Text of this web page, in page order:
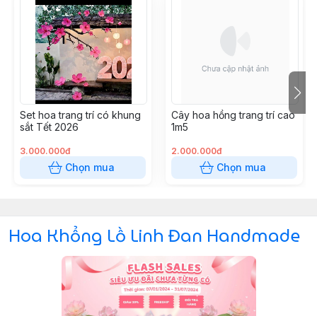
Set hoa trang trí có khung
sắt Tết 2026
3.000.000đ
Chọn mua
Cây hoa hồng trang trí cao
1m5
2.000.000đ
Chọn mua
Hoa Khổng Lồ Linh Đan Handmade